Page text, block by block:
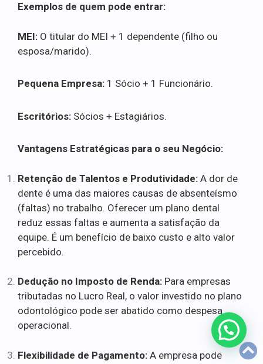
Exemplos de quem pode entrar:
MEI: O titular do MEI + 1 dependente (filho ou
esposa/marido).
Pequena Empresa: 1 Sócio + 1 Funcionário.
Escritórios: Sócios + Estagiários.
Vantagens Estratégicas para o seu Negócio:
Retenção de Talentos e Produtividade: A dor de
dente é uma das maiores causas de absenteísmo
(faltas) no trabalho. Oferecer um plano dental
reduz essas faltas e aumenta a satisfação da
equipe. É um benefício de baixo custo e alto valor
percebido.
Dedução no Imposto de Renda: Para empresas
tributadas no Lucro Real, o valor investido no plano
odontológico pode ser abatido como despesa
operacional.
Flexibilidade de Pagamento: A empresa pode